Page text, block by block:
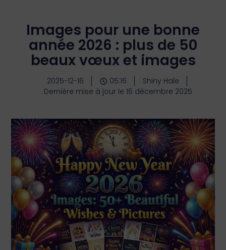
Images pour une bonne
année 2026 : plus de 50
beaux vœux et images
2025-12-16 05:16
Shiny Hale
Dernière mise à jour le 16 décembre 2025